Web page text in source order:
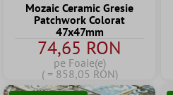
Mozaic Ceramic Gresie
Patchwork Colorat
47x47mm
74,65 RON
pe Foaie(e)
( = 858,05 RON)